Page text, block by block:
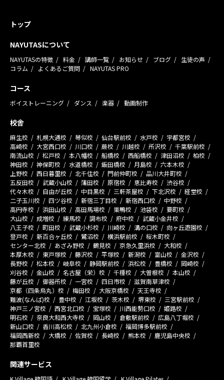
トップ
NAYUTASについて
NAYUTASの特徴 料金 講師一覧 お知らせ ブログ
生徒の声
コラム
よくあるご質問 NAYUTAS PRO
コース
ボイストレーニング ダンス 楽器 動画制作
校舎
麻生校 札幌大通校 琴似校 仙台駅前校 水戸校
宇都宮校
高崎校
大宮西口校 川口校 蕨校 川越校 所沢校
千葉駅前校
南流山校
松戸校 本八幡校 船橋校 西船橋校 津田沼校
柏校
神田校
神保町校 水道橋校 飯田橋校 月島校
六本木校
上野校
西日暮里校 北千住校 門前仲町校
品川大井町校
五反田校
武蔵小山校 蒲田校 原宿校 恵比寿校
渋谷校
代々木校
自由が丘校 中目黒校 三軒茶屋校 下北沢校
経堂校
二子玉川校
四ツ谷校 新宿三丁目校 新宿西口校
中野校
高円寺校
浜田山校 高田馬場校 巣鴨校 池袋校
要町校
大山校
成増校 練馬校 調布校 府中校
武蔵小金井校
八王子校
町田校 武蔵小杉校 川崎校 溝の口校
向ヶ丘遊園校
登戸校
新百合ヶ丘校 鷺沼校 横浜駅前校
桜木町校
センター北校
あざみ野校 鶴見校 京急久里浜校
大和校
本厚木校
東戸塚校 藤沢校 平塚校 新潟校 富山校
金沢校
長野校
松本校 岐阜校 静岡駅前校 浜松校 豊橋校
岡崎校
刈谷校
金山校 名古屋（栄）校 千種校 大曽根校
本山校
藤が丘校
御器所校 一宮校 四日市校
滋賀南草津校
京都（四条烏丸）校
梅田校 大阪京橋校
天王寺校
難波(なんば)校
豊中校 江坂校 茨木校 堺東校
三宮駅前校
神戸三ノ宮校
西宮北口校 宝塚校 川西能勢口校
姫路校
明石校
奈良大和西大寺校 岡山校 倉敷駅前校
広島八丁堀校
新山口校
香川高松校 北九州小倉校
福岡博多駅前校
福岡西新校
大橋校 佐賀校 長崎校 熊本校
鹿児島中央校
那覇首里校
関連サービス